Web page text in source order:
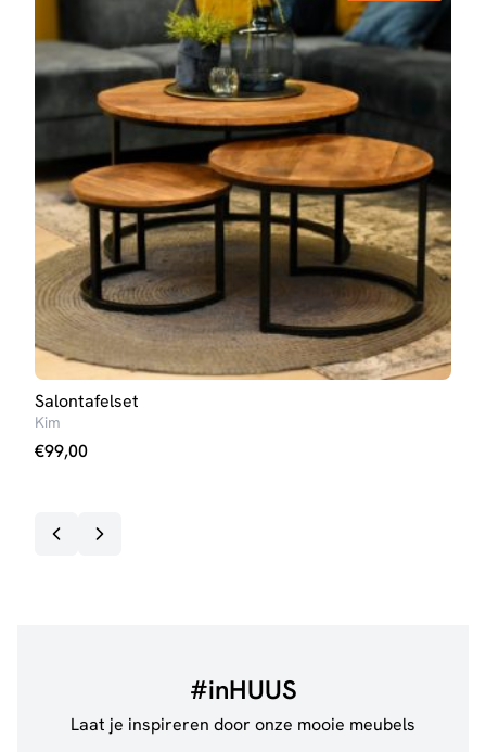
Salontafelset
Kim
€99,00
#inHUUS
Laat je inspireren door onze mooie meubels